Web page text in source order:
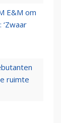
E&M om
ruimte